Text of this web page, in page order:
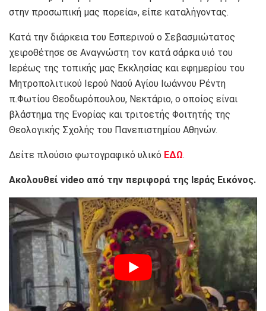
στην προσωπική μας πορεία», είπε καταλήγοντας.
Κατά την διάρκεια του Εσπερινού ο Σεβασμιώτατος
χειροθέτησε σε Αναγνώστη τον κατά σάρκα υιό του
Ιερέως της τοπικής μας Εκκλησίας και εφημερίου του
Μητροπολιτικού Ιερού Ναού Αγίου Ιωάννου Ρέντη
π.Φωτίου Θεοδωρόπουλου, Νεκτάριο, ο οποίος είναι
βλάστημα της Ενορίας και τριτοετής Φοιτητής της
Θεολογικής Σχολής του Πανεπιστημίου Αθηνών.
Δείτε πλούσιο φωτογραφικό υλικό ΕΔΩ.
Ακολουθεί video από την περιφορά της Ιεράς Εικόνος.